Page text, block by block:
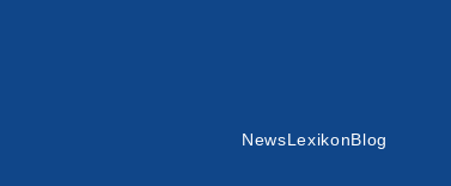
News Lexikon Blog